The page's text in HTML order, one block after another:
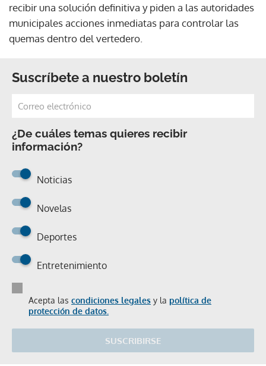
recibir una solución definitiva y piden a las autoridades
municipales acciones inmediatas para controlar las
quemas dentro del vertedero.
Suscríbete a nuestro boletín
¿De cuáles temas quieres recibir
información?
Noticias
Novelas
Deportes
Entretenimiento
Acepta las condiciones legales y la política de
protección de datos.
SUSCRIBIRSE